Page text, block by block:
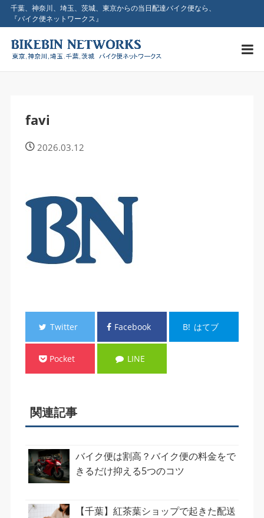
千葉、神奈川、埼玉、茨城、東京からの当日配達バイク便なら、
『バイク便ネットワークス』
favi
2026.03.12
Twitter Facebook B! はてブ
Pocket LINE
関連記事
バイク便は割高？バイク便の料金をで
きるだけ抑える5つのコツ
【千葉】紅茶葉ショップで起きた配送